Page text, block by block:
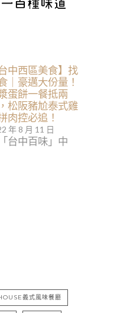
台中西區美食】找
｜豪邁大份量！
蛋餅一餐抵兩
松阪豬尬泰式雞
肉控必追！
年 8 月 11 日
台中百味」中
義式風味餐廳